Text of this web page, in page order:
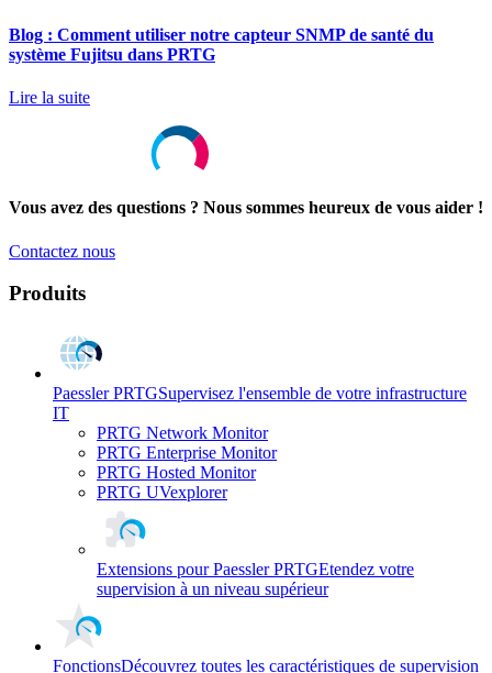
Blog : Comment utiliser notre capteur SNMP de santé du
système Fujitsu dans PRTG
Lire la suite
Vous avez des questions ? Nous sommes heureux de vous aider !
Contactez nous
Produits
Paessler PRTGSupervisez l'ensemble de votre infrastructure
IT
PRTG Network Monitor
PRTG Enterprise Monitor
PRTG Hosted Monitor
PRTG UVexplorer
Extensions pour Paessler PRTGEtendez votre
supervision à un niveau supérieur
FonctionsDécouvrez toutes les caractéristiques de supervision